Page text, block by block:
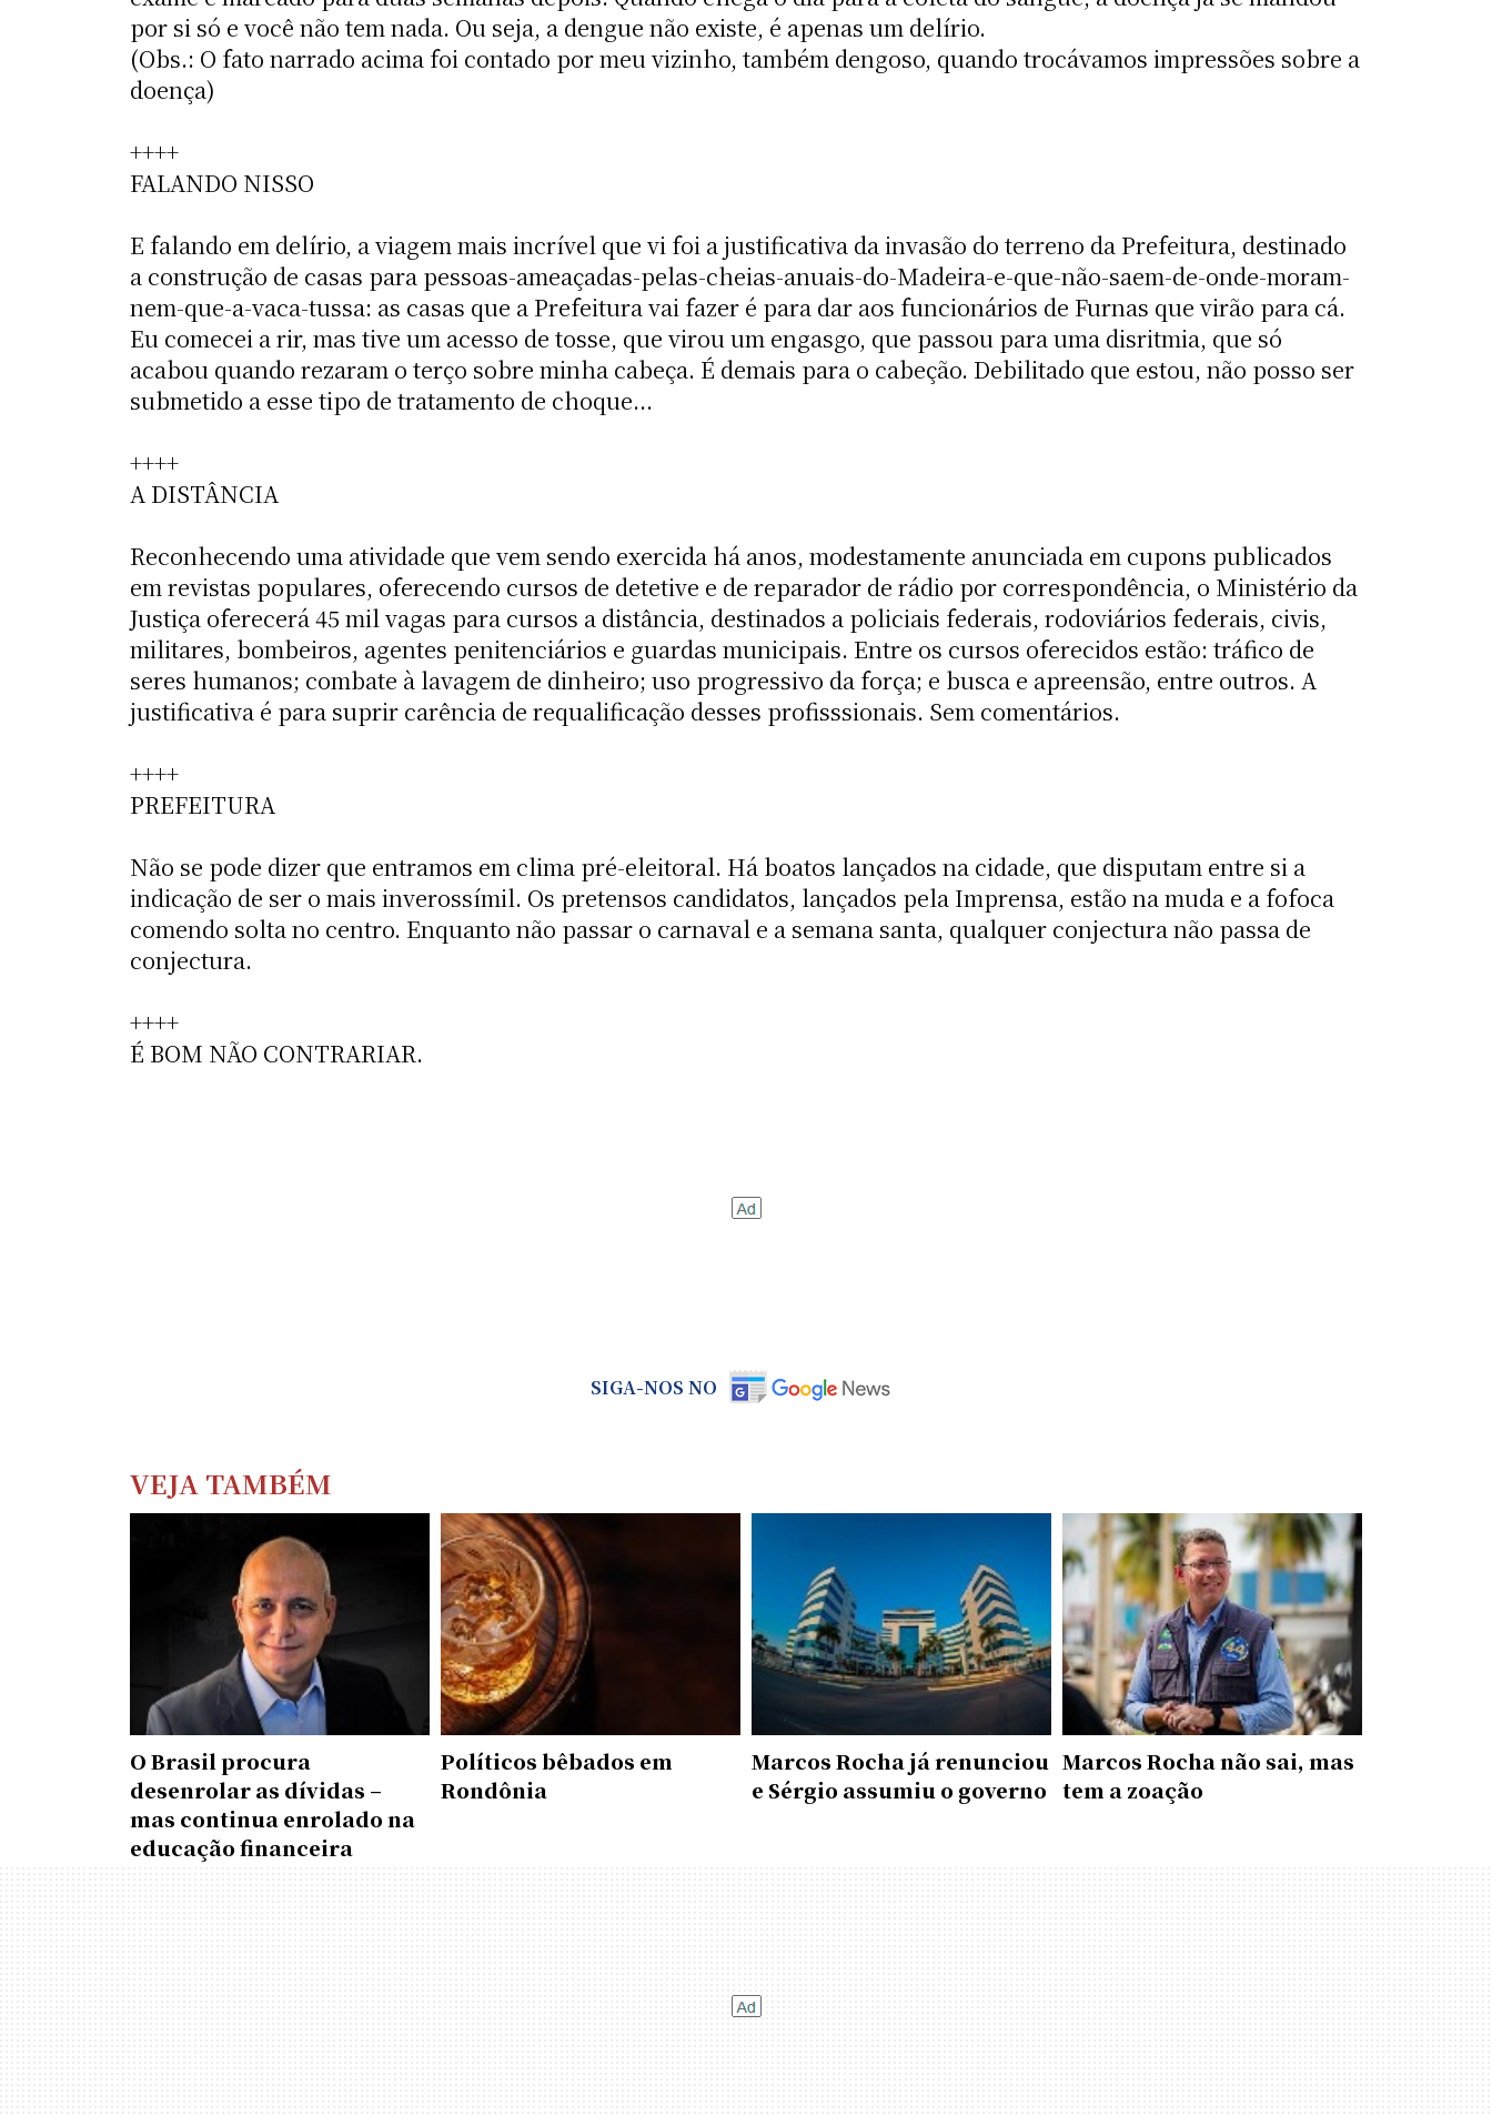
por si só e você não tem nada. Ou seja, a dengue não existe, é apenas um delírio.
(Obs.: O fato narrado acima foi contado por meu vizinho, também dengoso, quando trocávamos impressões sobre a
doença)
++++
FALANDO NISSO
E falando em delírio, a viagem mais incrível que vi foi a justificativa da invasão do terreno da Prefeitura, destinado
a construção de casas para pessoas-ameaçadas-pelas-cheias-anuais-do-Madeira-e-que-não-saem-de-onde-moram-
nem-que-a-vaca-tussa: as casas que a Prefeitura vai fazer é para dar aos funcionários de Furnas que virão para cá.
Eu comecei a rir, mas tive um acesso de tosse, que virou um engasgo, que passou para uma disritmia, que só
acabou quando rezaram o terço sobre minha cabeça. É demais para o cabeção. Debilitado que estou, não posso ser
submetido a esse tipo de tratamento de choque...
++++
A DISTÂNCIA
Reconhecendo uma atividade que vem sendo exercida há anos, modestamente anunciada em cupons publicados
em revistas populares, oferecendo cursos de detetive e de reparador de rádio por correspondência, o Ministério da
Justiça oferecerá 45 mil vagas para cursos a distância, destinados a policiais federais, rodoviários federais, civis,
militares, bombeiros, agentes penitenciários e guardas municipais. Entre os cursos oferecidos estão: tráfico de
seres humanos; combate à lavagem de dinheiro; uso progressivo da força; e busca e apreensão, entre outros. A
justificativa é para suprir carência de requalificação desses profisssionais. Sem comentários.
++++
PREFEITURA
Não se pode dizer que entramos em clima pré-eleitoral. Há boatos lançados na cidade, que disputam entre si a
indicação de ser o mais inverossímil. Os pretensos candidatos, lançados pela Imprensa, estão na muda e a fofoca
comendo solta no centro. Enquanto não passar o carnaval e a semana santa, qualquer conjectura não passa de
conjectura.
++++
É BOM NÃO CONTRARIAR.
SIGA-NOS NO
VEJA TAMBÉM
O Brasil procura
desenrolar as dívidas –
mas continua enrolado na
educação financeira
Políticos bêbados em
Rondônia
Marcos Rocha já renunciou
e Sérgio assumiu o governo
Marcos Rocha não sai, mas
tem a zoação